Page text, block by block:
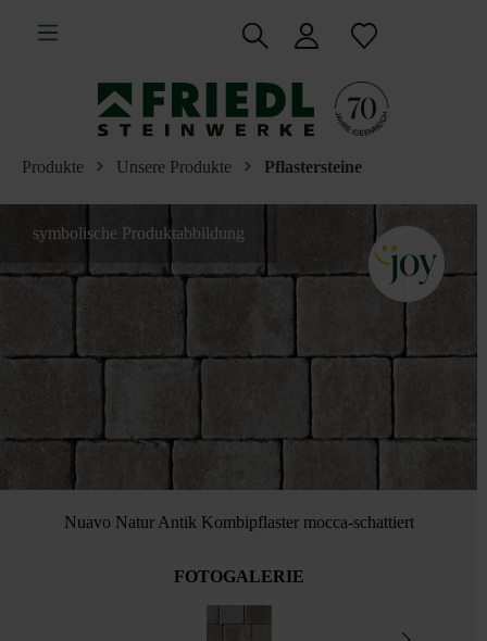
springen
Produkte Unsere Produkte Pflastersteine
symbolische Produktabbildung
Nuavo Natur Antik Kombipflaster mocca-schattiert
FOTOGALERIE